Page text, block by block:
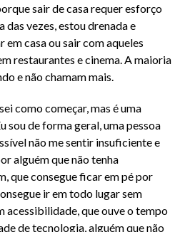
sair de casa requer esforço
vezes, estou drenada e
casa ou sair com aqueles
restaurantes e cinema. A maioria
e não chamam mais.
como começar, mas é uma
sou de forma geral, uma pessoa
não me sentir insuficiente e
alguém que não tenha
que consegue ficar em pé por
ir em todo lugar sem
acessibilidade, que ouve o tempo
de tecnologia, alguém que não